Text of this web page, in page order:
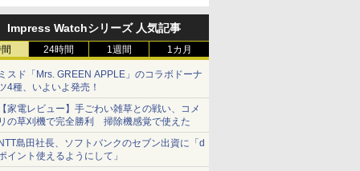
Impress Watchシリーズ 人気記事
24時間 1週間 1カ月
スド「Mrs. GREEN APPLE」のコラボドーナ
4種、いよいよ発売！
家電レビュー】手ごわい雑草との戦い、コメ
の草刈機で完全勝利 掃除機感覚で使えた
島田社長、ソフトバンクのセブン出資に「d
イント使えるようにして」